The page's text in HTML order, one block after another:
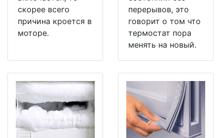
скорее всего
причина кроется в
моторе.
перерывов, это
говорит о том что
термостат пора
менять на новый.